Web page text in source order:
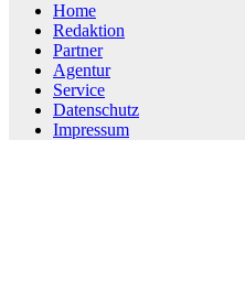
Home
Redaktion
Partner
Agentur
Service
Datenschutz
Impressum